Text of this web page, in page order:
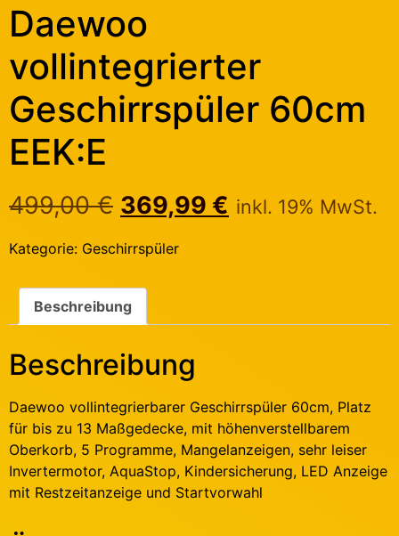
Daewoo
vollintegrierter
Geschirrspüler 60cm
EEK:E
499,00€ 369,99 € inkl. 19% MwSt.
Kategorie: Geschirrspüler
Beschreibung
Beschreibung
Daewoo vollintegrierbarer Geschirrspüler 60cm, Platz
für bis zu 13 Maßgedecke, mit höhenverstellbarem
Oberkorb, 5 Programme, Mangelanzeigen, sehr leiser
Invertermotor, AquaStop, Kindersicherung, LED Anzeige
mit Restzeitanzeige und Startvorwahl